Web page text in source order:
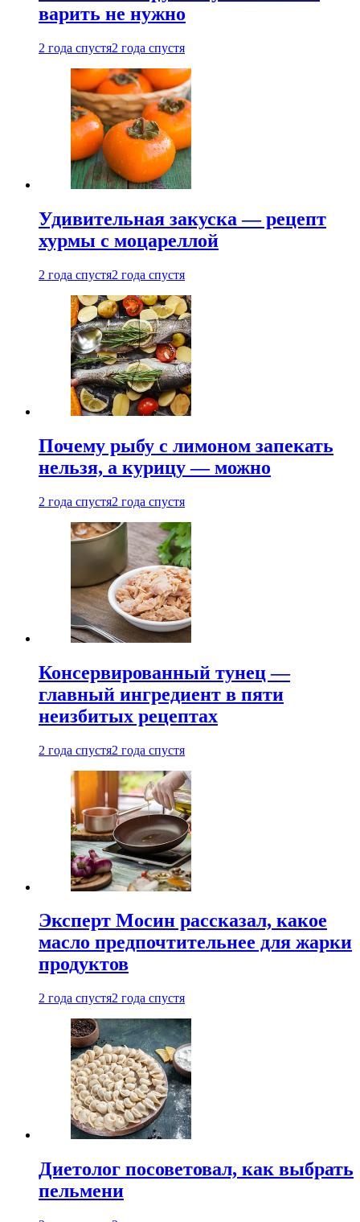
варить не нужно
2 года спустя2 года спустя
Удивительная закуска — рецепт
хурмы с моцареллой
2 года спустя2 года спустя
Почему рыбу с лимоном запекать
нельзя, а курицу — можно
2 года спустя2 года спустя
Консервированный тунец —
главный ингредиент в пяти
неизбитых рецептах
2 года спустя2 года спустя
Эксперт Мосин рассказал, какое
масло предпочтительнее для жарки
продуктов
2 года спустя2 года спустя
Диетолог посоветовал, как выбрать
пельмени